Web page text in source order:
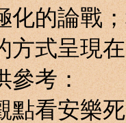
化的論戰
方式呈現
參考：
安樂死